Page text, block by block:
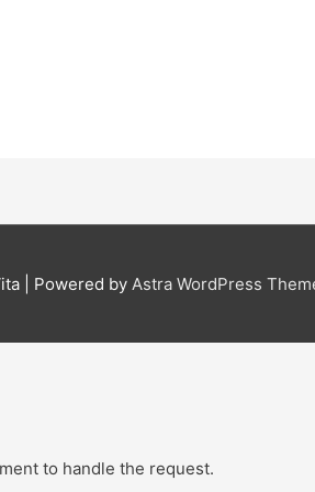
| Powered by Astra WordPress
to handle the request.